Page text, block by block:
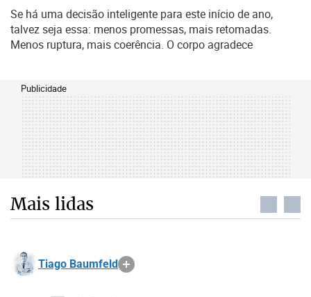
Se há uma decisão inteligente para este início de ano,
talvez seja essa: menos promessas, mais retomadas.
Menos ruptura, mais coerência. O corpo agradece
Publicidade
Mais lidas
Tiago Baumfeld